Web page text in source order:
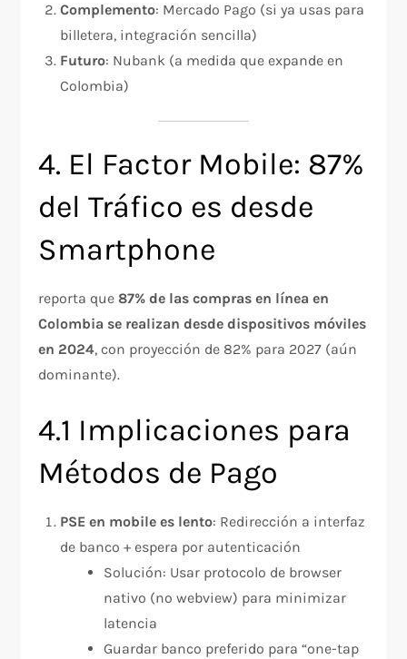
Complemento: Mercado Pago (si ya usas para
billetera, integración sencilla)
Futuro: Nubank (a medida que expande en
Colombia)
4. El Factor Mobile: 87%
del Tráfico es desde
Smartphone
reporta que87% de las compras en línea en
Colombia se realizan desde dispositivos móviles
en 2024, con proyección de 82% para 2027 (aún
dominante).​
4.1 Implicaciones para
Métodos de Pago
PSE en mobile es lento: Redirección a interfaz
de banco + espera por autenticación
Solución: Usar protocolo de browser
nativo (no webview) para minimizar
latencia
Guardar banco preferido para “one-tap